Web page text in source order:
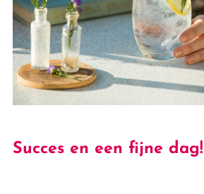
Succes en een fijne dag!